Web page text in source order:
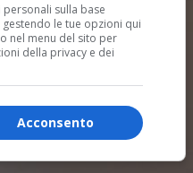
sulla base
le tue opzioni qui
nel menu del sito per
della privacy e dei
Acconsento